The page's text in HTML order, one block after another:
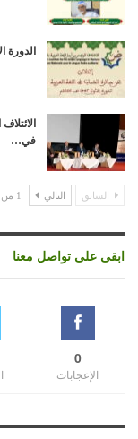
الدورة
في…
السابق التالي 1 من 80
ابقى على تواصل معنا
0
الإعجابات